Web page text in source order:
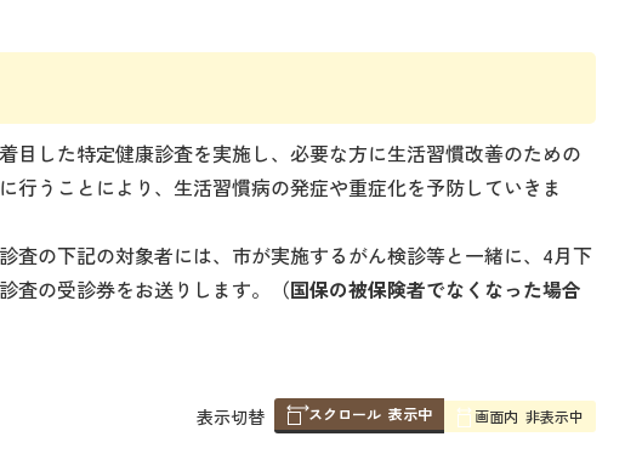
目した特定健康診査を実施し、必要な方に生活習慣改善のための
行うことにより、生活習慣病の発症や重症化を予防していきま
査の下記の対象者には、市が実施するがん検診等と一緒に、4月下
査の受診券をお送りします。
（国保の被保険者でなくなった場合
表
表示切替 スクロール 表示中 画面内 非表示中